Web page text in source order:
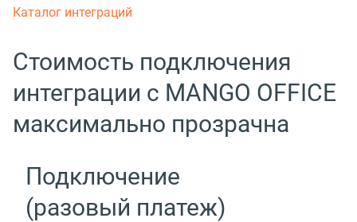
Каталог интеграций
Стоимость подключения
интеграции с MANGO OFFICE
максимально прозрачна
Подключение
(разовый платеж)